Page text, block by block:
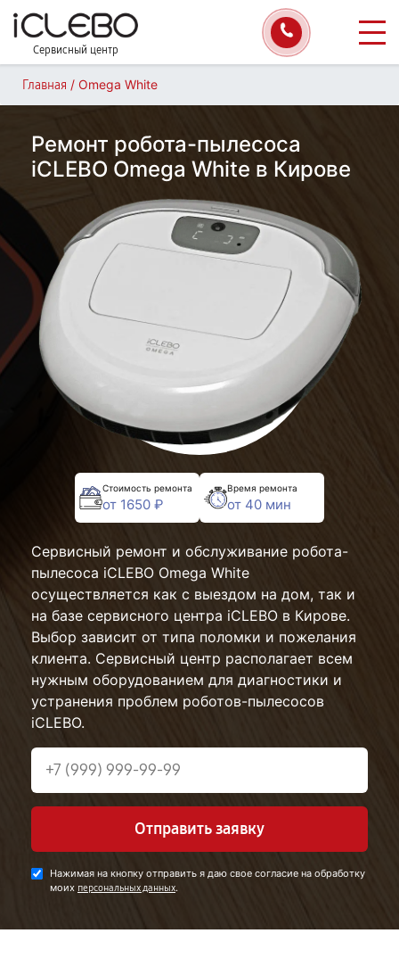
Сервисный центр
Главная / Omega White
Ремонт робота-пылесоса
iCLEBO Omega White в Кирове
Стоимость ремонта
от 1650 ₽
Время ремонта
от 40 мин
Сервисный ремонт и обслуживание робота-
пылесоса iCLEBO Omega White
осуществляется как с выездом на дом, так и
на базе сервисного центра iCLEBO в Кирове.
Выбор зависит от типа поломки и пожелания
клиента. Сервисный центр располагает всем
нужным оборудованием для диагностики и
устранения проблем роботов-пылесосов
iCLEBO.
Отправить заявку
Нажимая на кнопку отправить я даю свое согласие на обработку
моих персональных данных.